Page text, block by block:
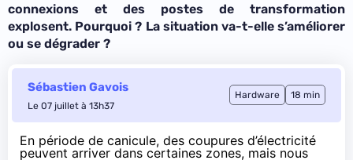
connexions et des postes de transformation
explosent. Pourquoi ? La situation va-t-elle s’améliorer
ou se dégrader ?
Sébastien Gavois
Le 07 juillet à 13h37
Hardware 18 min
En période de canicule, des coupures d’électricité
peuvent arriver dans certaines zones, mais nous